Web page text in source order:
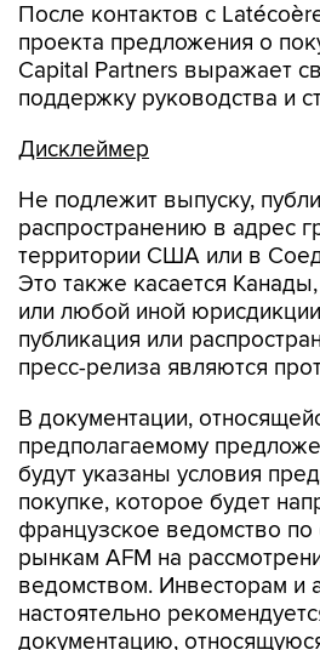
После контактов с
проекта предложения о
Capital Partners выражает
поддержку руководства и
Дисклеймер
Не подлежит выпуску,
распространению в адрес
территории США или в
Это также касается
или любой иной
публикация или
пресс-релиза являются
В документации,
предполагаемому
будут указаны условия
покупке, которое будет
французское ведомство
рынкам AFM на
ведомством. Инвесторам и
настоятельно
документацию,